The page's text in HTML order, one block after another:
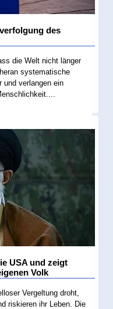
des
die Welt nicht länger
systematische
und verlangen ein
USA und zeigt
Volk
Vergeltung droht,
riskieren ihr Leben. Die